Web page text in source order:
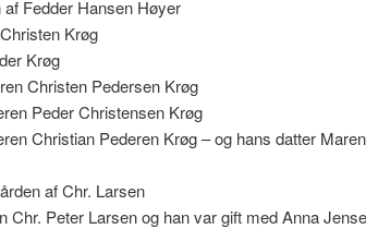
Fedder Hansen Høyer
Krøg
Krøg
Christen Pedersen Krøg
Peder Christensen Krøg
Christian Pederen Krøg – og hans datter
af Chr. Larsen
Chr. Peter Larsen og han var gift med Anna